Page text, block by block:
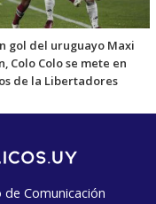
gol del uruguayo Maxi
Colo Colo se mete en
de la Libertadores
Comunicación